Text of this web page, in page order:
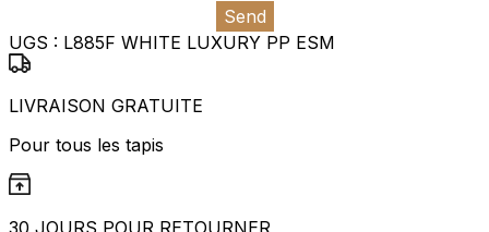
Send
UGS : L885F WHITE LUXURY PP ESM
LIVRAISON GRATUITE
Pour tous les tapis
30 JOURS POUR RETOURNER